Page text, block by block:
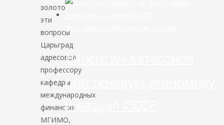
золото
эти
вопросы
Царьград
адресовал
профессору
кафедры
международных
финансов
МГИМО,
Валентин Катасонов
про теневую экономику
и развал СССР